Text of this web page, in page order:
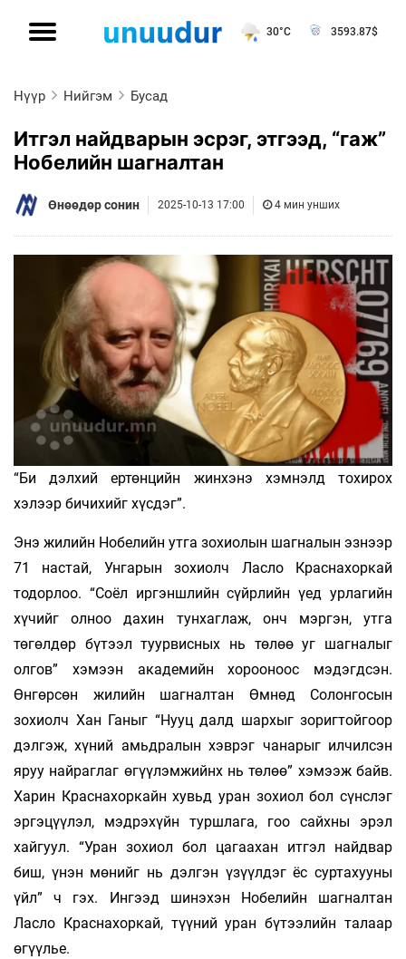
30°C 3593.87$
Нүүр Нийгэм Бусад
Итгэл найдварын эсрэг, этгээд, “гаж”
Нобелийн шагналтан
Өнөөдөр сонин 2025-10-13 17:00 4 мин унших
“Би дэлхий ертөнцийн жинхэнэ хэмнэлд тохирох
хэлээр бичихийг хүсдэг”.
Энэ жилийн Нобелийн утга зохиолын шагналын эзнээр
71 настай, Унгарын зохиолч Ласло Краснахоркай
тодорлоо. “Соёл иргэншлийн сүйрлийн үед урлагийн
хүчийг олноо дахин тунхаглаж, онч мэргэн, утга
төгөлдөр бүтээл туурвисных нь төлөө уг шагналыг
олгов” хэмээн академийн хорооноос мэдэгдсэн.
Өнгөрсөн жилийн шагналтан Өмнөд Солонгосын
зохиолч Хан Ганыг “Нууц далд шархыг зоригтойгоор
дэлгэж, хүний амьдралын хэврэг чанарыг илчилсэн
яруу найраглаг өгүүлэмжийнх нь төлөө” хэмээж байв.
Харин Краснахоркайн хувьд уран зохиол бол сүнслэг
эргэцүүлэл, мэдрэхүйн туршлага, гоо сайхны эрэл
хайгуул. “Уран зохиол бол цагаахан итгэл найдвар
биш, үнэн мөнийг нь дэлгэн үзүүлдэг ёс суртахууны
үйл” ч гэх. Ингээд шинэхэн Нобелийн шагналтан
Ласло Краснахоркай, түүний уран бүтээлийн талаар
өгүүлье.